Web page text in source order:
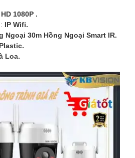
1080P .
IP Wifi.
Ngoại 30m Hồng Ngoại Smart IR.
Loa.